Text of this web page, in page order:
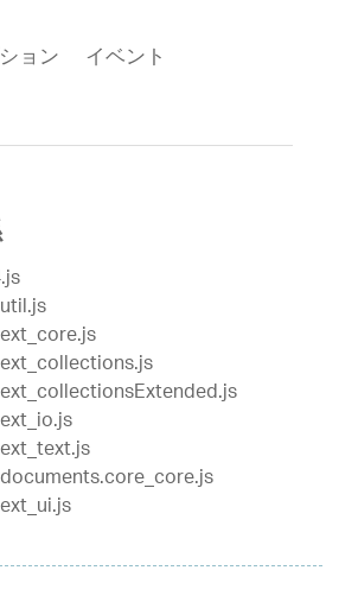
ョン
イベント